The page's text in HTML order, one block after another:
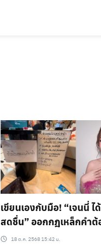
เขียนเองกับมือ! “เจนนี่
สดชื่น” ออกกฎเหล็กคำต้
กลางไลฟ์
18 ต.ค. 2568 15:42 น.